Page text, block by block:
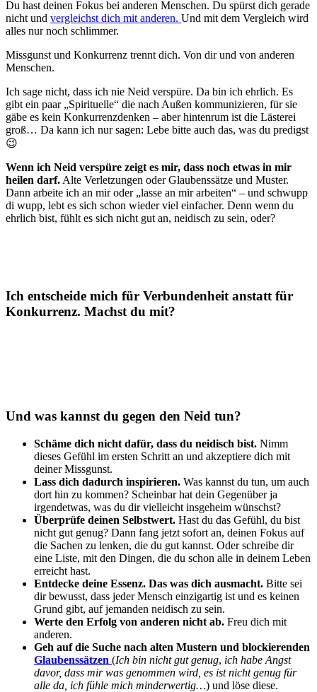
Du hast deinen Fokus bei anderen Menschen. Du spürst dich gerade
nicht und vergleichst dich mit anderen. Und mit dem Vergleich wird
alles nur noch schlimmer.
Missgunst und Konkurrenz trennt dich. Von dir und von anderen
Menschen.
Ich sage nicht, dass ich nie Neid verspüre. Da bin ich ehrlich. Es
gibt ein paar „Spirituelle“ die nach Außen kommunizieren, für sie
gäbe es kein Konkurrenzdenken – aber hintenrum ist die Lästerei
groß… Da kann ich nur sagen: Lebe bitte auch das, was du predigst
😉
Wenn ich Neid verspüre zeigt es mir, dass noch etwas in mir
heilen darf. Alte Verletzungen oder Glaubenssätze und Muster.
Dann arbeite ich an mir oder „lasse an mir arbeiten“ – und schwupp
di wupp, lebt es sich schon wieder viel einfacher. Denn wenn du
ehrlich bist, fühlt es sich nicht gut an, neidisch zu sein, oder?
Ich entscheide mich für Verbundenheit anstatt für
Konkurrenz. Machst du mit?
Und was kannst du gegen den Neid tun?
Schäme dich nicht dafür, dass du neidisch bist. Nimm
dieses Gefühl im ersten Schritt an und akzeptiere dich mit
deiner Missgunst.
Lass dich dadurch inspirieren. Was kannst du tun, um auch
dort hin zu kommen? Scheinbar hat dein Gegenüber ja
irgendetwas, was du dir vielleicht insgeheim wünschst?
Überprüfe deinen Selbstwert. Hast du das Gefühl, du bist
nicht gut genug? Dann fang jetzt sofort an, deinen Fokus auf
die Sachen zu lenken, die du gut kannst. Oder schreibe dir
eine Liste, mit den Dingen, die du schon alle in deinem Leben
erreicht hast.
Entdecke deine Essenz. Das was dich ausmacht. Bitte sei
dir bewusst, dass jeder Mensch einzigartig ist und es keinen
Grund gibt, auf jemanden neidisch zu sein.
Werte den Erfolg von anderen nicht ab. Freu dich mit
anderen.
Geh auf die Suche nach alten Mustern und blockierenden
Glaubenssätzen (Ich bin nicht gut genug, ich habe Angst
davor, dass mir was genommen wird, es ist nicht genug für
alle da, ich fühle mich minderwertig…) und löse diese.